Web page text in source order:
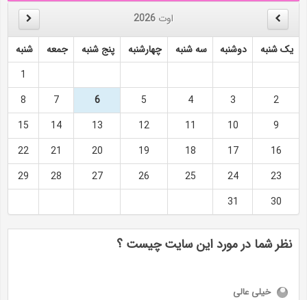
اوت 2026
یک شنبه دوشنبه سه شنبه چهارشنبه پنج شنبه جمعه
شنبه
1
2
3
4
5
6
7
8
9
10
11
12
13
14
15
16
17
18
19
20
21
22
23
24
25
26
27
28
29
30
31
نظر شما در مورد این سایت چیست ؟
خیلی عالی